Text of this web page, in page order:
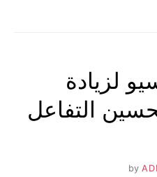
لزيادة
التفاعل